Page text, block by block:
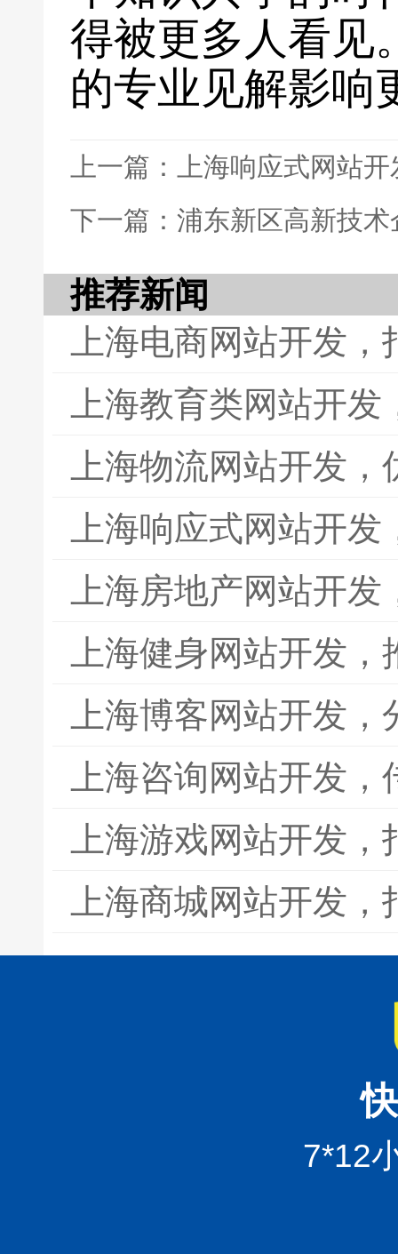
得被更多人看见
的专业见解影响
上一篇：上海响应式网站
下一篇：浦东新区高新技
推荐新闻
上海电商网站开发
上海教育类网站开
上海物流网站开发
上海响应式网站开
上海房地产网站开
上海健身网站开发
上海博客网站开发
上海咨询网站开发
上海游戏网站开发
上海商城网站开发
7*12